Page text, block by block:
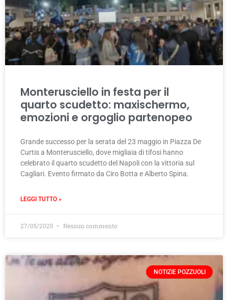
Monterusciello in festa per il
quarto scudetto: maxischermo,
emozioni e orgoglio partenopeo
Grande successo per la serata del 23 maggio in Piazza De
Curtis a Monterusciello, dove migliaia di tifosi hanno
celebrato il quarto scudetto del Napoli con la vittoria sul
Cagliari. Evento firmato da Ciro Botta e Alberto Spina.
LEGGI TUTTO »
27/05/2025 Nessun commento
NOTIZIE POZZUOLI